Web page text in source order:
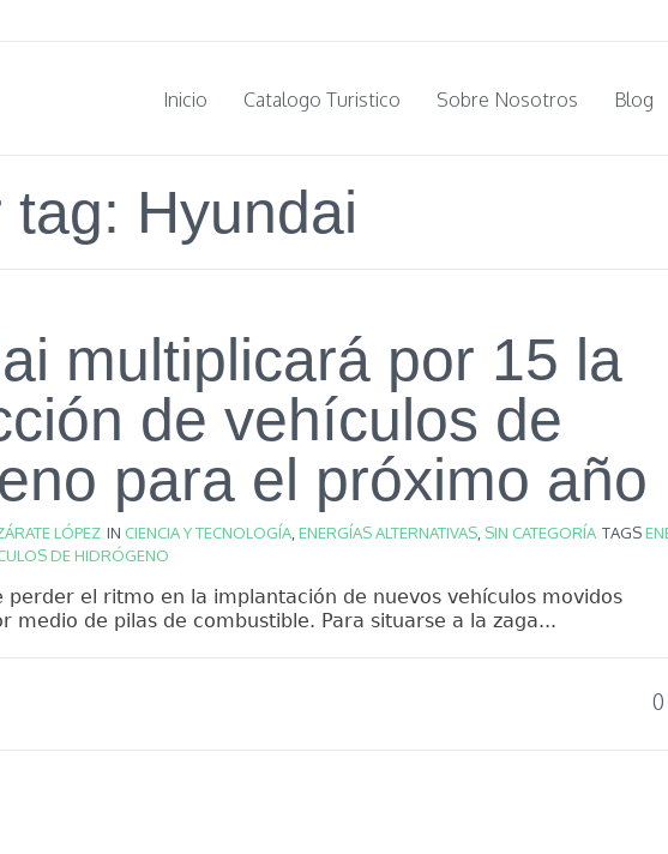
Inicio Catalogo Turistico Sobre Nosotros Blog
Hyundai
multiplicará por 15 la
de vehículos de
para el próximo año
LÓPEZ IN CIENCIA Y TECNOLOGÍA ENERGÍAS ALTERNATIVAS SIN CATEGORÍA TAGS
DE HIDRÓGENO
perder el ritmo en la implantación de nuevos vehículos movidos
medio de pilas de combustible. Para situarse a la zaga...
0